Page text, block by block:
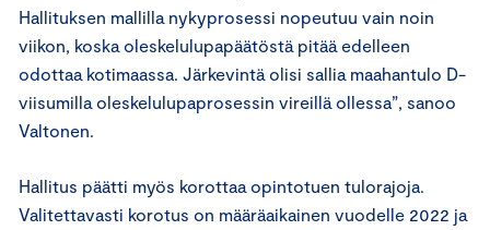
Hallituksen mallilla nykyprosessi nopeutuu vain noin
viikon, koska oleskelulupapäätöstä pitää edelleen
odottaa kotimaassa. Järkevintä olisi sallia maahantulo D-
viisumilla oleskelulupaprosessin vireillä ollessa”, sanoo
Valtonen.
Hallitus päätti myös korottaa opintotuen tulorajoja.
Valitettavasti korotus on määräaikainen vuodelle 2022 ja